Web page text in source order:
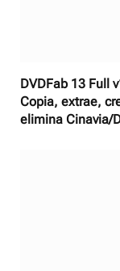
DVDFab 13 Full
Copia, extrae,
elimina Cinavia/